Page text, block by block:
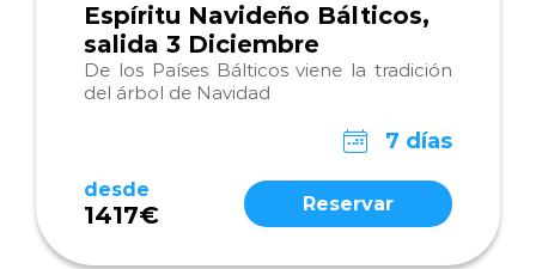
Espíritu Navideño Bálticos,
salida 3 Diciembre
De los Países Bálticos viene la tradición
del árbol de Navidad
7 días
desde
1417€ Reservar